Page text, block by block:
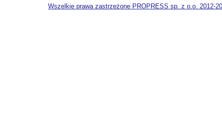
Wszelkie prawa zastrzeżone PROPRESS sp. z o.o. 2012-